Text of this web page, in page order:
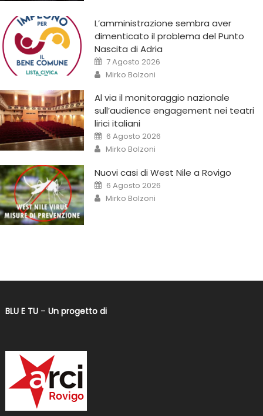
L’amministrazione sembra aver
dimenticato il problema del Punto
Nascita di Adria
7 Agosto 2026
Mirko Bolzoni
Al via il monitoraggio nazionale
sull’audience engagement nei teatri
lirici italiani
6 Agosto 2026
Mirko Bolzoni
Nuovi casi di West Nile a Rovigo
6 Agosto 2026
Mirko Bolzoni
BLU E TU– Un progetto di